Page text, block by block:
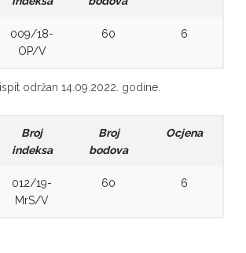
009/18-
OP/V
60 6
održan 14.09.2022. godine.
Broj
indeksa
Broj
bodova
Ocjena
012/19-
MrS/V
60 6